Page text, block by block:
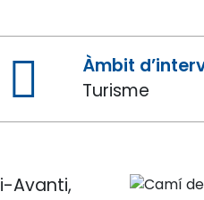
Àmbit
Turisme
Avanti,